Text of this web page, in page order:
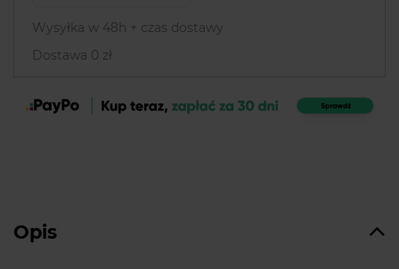
Wysyłka w 48h + czas dostawy
Dostawa 0 zł
Opis